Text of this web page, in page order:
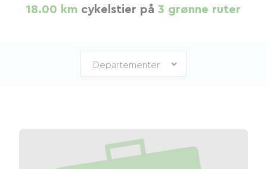
18.00 km cykelstier på 3 grønne ruter